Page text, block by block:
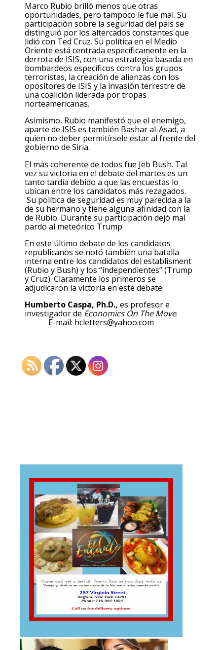
Marco Rubio brilló menos que otras
oportunidades, pero tampoco le fue mal. Su
participación sobre la seguridad del país se
distinguió por los altercados constantes que
lidió con Ted Cruz. Su política en el Medio
Oriente está centrada específicamente en la
derrota de ISIS, con una estrategia basada en
bombardeos específicos contra los grupos
terroristas, la creación de alianzas con los
opositores de ISIS y la invasión terrestre de
una coalición liderada por tropas
norteamericanas.
Asimismo, Rubio manifestó que el enemigo,
aparte de ISIS es también Bashar al-Asad, a
quien no deber permitírsele estar al frente del
gobierno de Siria.
El más coherente de todos fue Jeb Bush. Tal
vez su victoria en el debate del martes es un
tanto tardía debido a que las encuestas lo
ubican entre los candidatos más rezagados.
Su política de seguridad es muy parecida a la
de su hermano y tiene alguna afinidad con la
de Rubio. Durante su participación dejó mal
pardo al meteórico Trump.
En este último debate de los candidatos
republicanos se notó también una batalla
interna entre los candidatos del establisment
(Rubio y Bush) y los “independientes” (Trump
y Cruz). Claramente los primeros se
adjudicaron la victoria en este debate.
Humberto Caspa, Ph.D., es profesor e
investigador de Economics On The Move.
E-mail: hcletters@yahoo.com